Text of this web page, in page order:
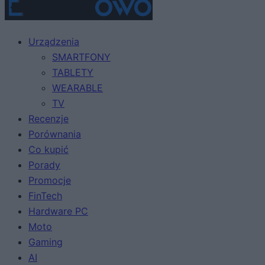
Urządzenia
SMARTFONY
TABLETY
WEARABLE
TV
Recenzje
Porównania
Co kupić
Porady
Promocje
FinTech
Hardware PC
Moto
Gaming
AI